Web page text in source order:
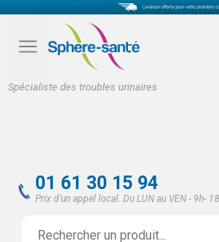
Spécialiste des troubles urinaires
01 61 30 15 94
Prix d'un appel local. Du LUN au VEN - 9h-